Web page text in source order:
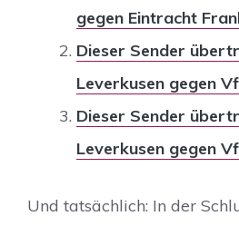
gegen Eintracht
Dieser Sender
Leverkusen gegen
Dieser Sender
Leverkusen gegen
Und tatsächlich: In der